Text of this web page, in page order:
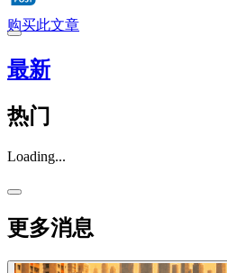
购买此文章
最新
热门
Loading...
更多消息